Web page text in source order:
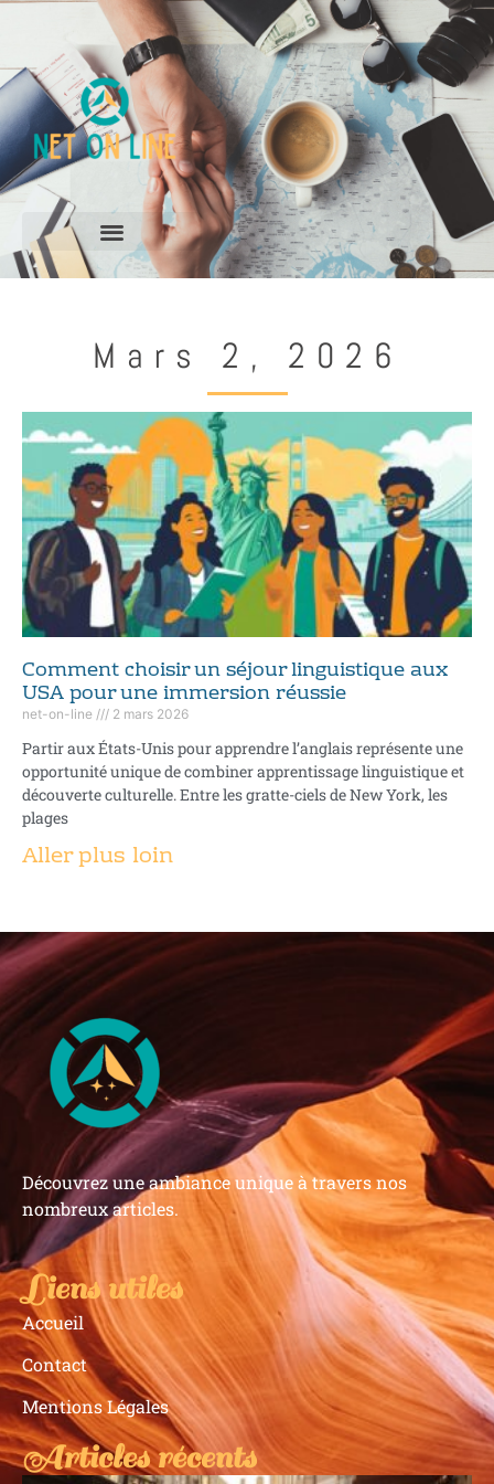
Mars 2, 2026
Comment choisir un séjour linguistique aux
USA pour une immersion réussie
net-on-line 2 mars 2026
Partir aux États-Unis pour apprendre l’anglais représente une
opportunité unique de combiner apprentissage linguistique et
découverte culturelle. Entre les gratte-ciels de New York, les
plages
Aller plus loin
Découvrez une ambiance unique à travers nos
nombreux articles.
Liens utiles
Accueil
Contact
Mentions Légales
Articles récents